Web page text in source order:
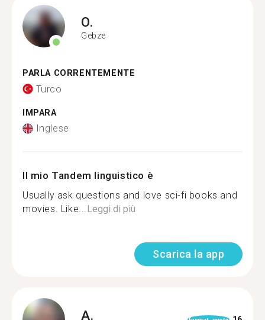
O.
Gebze
PARLA CORRENTEMENTE
Turco
IMPARA
Inglese
Il mio Tandem linguistico è
Usually ask questions and love sci-fi books and
movies. Like...Leggi di più
Scarica la app
A.